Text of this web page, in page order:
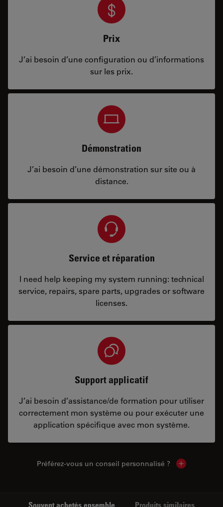
Prix
J’ai besoin d’une configuration ou d’informations
sur les prix.
Démonstration
J’ai besoin d’une démonstration sur site ou à
distance.
Service et réparation
I need help keeping my system running: technical
service, repairs, spare parts, upgrades or software
licenses.
Support applicatif
J’ai besoin d’assistance/de formation pour utiliser
correctement mon système ou pour exécuter une
application spécifique avec mon système.
Préférez-vous un conseil personnalisé ? Show local